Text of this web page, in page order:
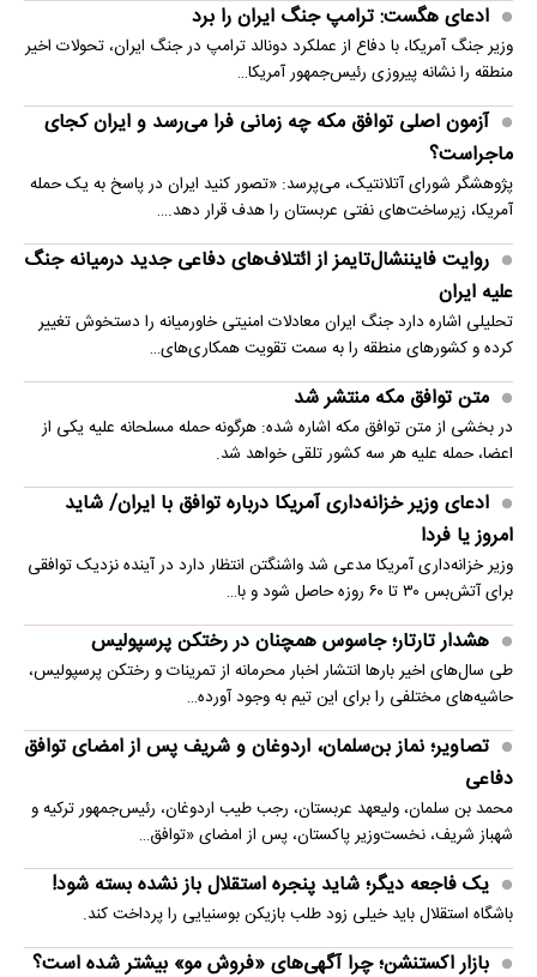
ادعای هگست: ترامپ جنگ ایران را برد
وزیر جنگ آمریکا، با دفاع از عملکرد دونالد ترامپ در جنگ ایران، تحولات اخیر
منطقه را نشانه پیروزی رئیس‌جمهور آمریکا…
آزمون اصلی توافق مکه چه زمانی فرا می‌رسد و ایران کجای
ماجراست؟
پژوهشگر شورای آتلانتیک، می‌پرسد: «تصور کنید ایران در پاسخ به یک حمله
آمریکا، زیرساخت‌های نفتی عربستان را هدف قرار دهد.…
روایت فایننشال‌تایمز از ائتلاف‌های دفاعی جدید درمیانه جنگ
علیه ایران
تحلیلی اشاره دارد جنگ ایران معادلات امنیتی خاورمیانه را دستخوش تغییر
کرده و کشورهای منطقه را به سمت تقویت همکاری‌های…
متن توافق مکه منتشر شد
در بخشی از متن توافق مکه اشاره شده: هرگونه حمله مسلحانه علیه یکی از
اعضا، حمله علیه هر سه کشور تلقی خواهد شد.
ادعای وزیر خزانه‌داری آمریکا درباره توافق با ایران/ شاید
امروز یا فردا
وزیر خزانه‌داری آمریکا مدعی شد واشنگتن انتظار دارد در آینده نزدیک توافقی
برای آتش‌بس ۳۰ تا ۶۰ روزه حاصل شود و با…
هشدار تارتار؛ جاسوس همچنان در رختکن پرسپولیس
طی سال‌های اخیر بارها انتشار اخبار محرمانه از تمرینات و رختکن پرسپولیس،
حاشیه‌های مختلفی را برای این تیم به وجود آورده…
تصاویر؛ نماز بن‌سلمان، اردوغان و شریف پس از امضای توافق
دفاعی
محمد بن سلمان، ولیعهد عربستان، رجب طیب اردوغان، رئیس‌جمهور ترکیه و
شهباز شریف، نخست‌وزیر پاکستان، پس از امضای «توافق…
یک فاجعه دیگر؛ شاید پنجره استقلال باز نشده بسته شود!
باشگاه استقلال باید خیلی زود طلب بازیکن بوسنیایی را پرداخت کند.
بازار اکستنشن؛ چرا آگهی‌های «فروش مو» بیشتر شده است؟